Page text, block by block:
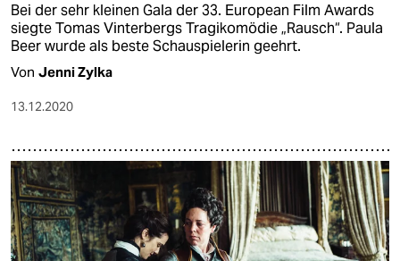
Bei der sehr kleinen Gala der 33. European Film Awards
siegte Tomas Vinterbergs Tragikomödie „Rausch“. Paula
Beer wurde als beste Schauspielerin geehrt.
Von Jenni Zylka
13.12.2020